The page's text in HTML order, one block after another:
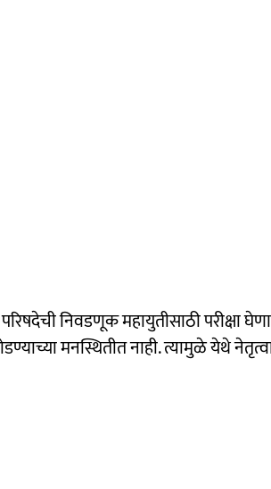
निवडणूक महायुतीसाठी परीक्षा
मनस्थितीत नाही. त्यामुळे येथे